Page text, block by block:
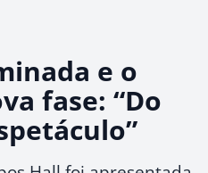
e o
fase: “Do